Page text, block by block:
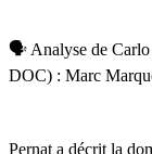
🗣️ Analyse de Carlo
DOC) : Marc
Pernat a décrit la